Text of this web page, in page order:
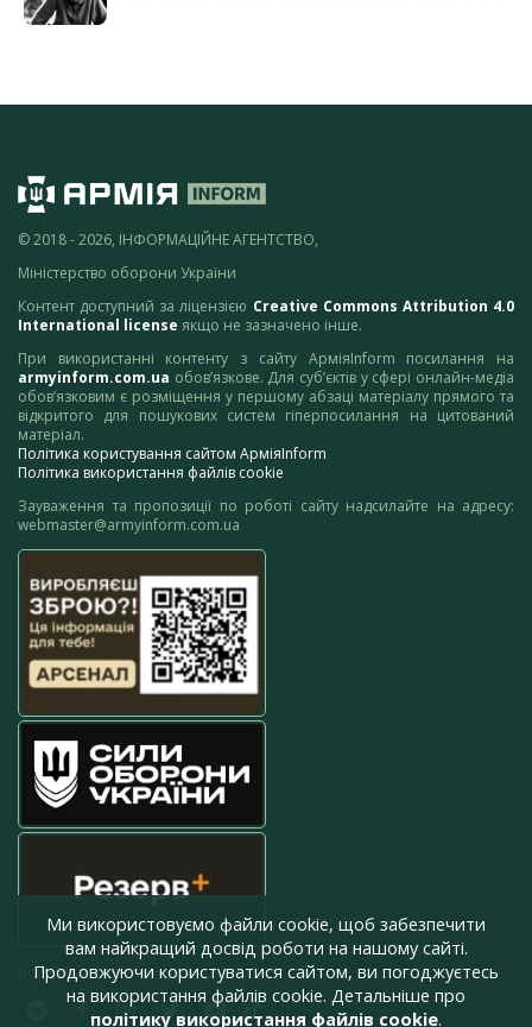
© 2018 - 2026, ІНФОРМАЦІЙНЕ АГЕНТСТВО,
Міністерство оборони України
Контент доступний за ліцензією Creative Commons Attribution 4.0
International license якщо не зазначено інше.
При використанні контенту з сайту АрміяInform посилання на
armyinform.com.ua обов’язкове. Для суб’єктів у сфері онлайн-медіа
обов’язковим є розміщення у першому абзаці матеріалу прямого та
відкритого для пошукових систем гіперпосилання на цитований
матеріал.
Політика користування сайтом АрміяInform
Політика використання файлів cookie
Зауваження та пропозиції по роботі сайту надсилайте на адресу:
webmaster@armyinform.com.ua
press@armyinform.com.ua
Ми використовуємо файли cookie, щоб забезпечити
вам найкращий досвід роботи на нашому сайті.
Продовжуючи користуватися сайтом, ви погоджуєтесь
на використання файлів cookie. Детальніше про
політику використання файлів cookie.